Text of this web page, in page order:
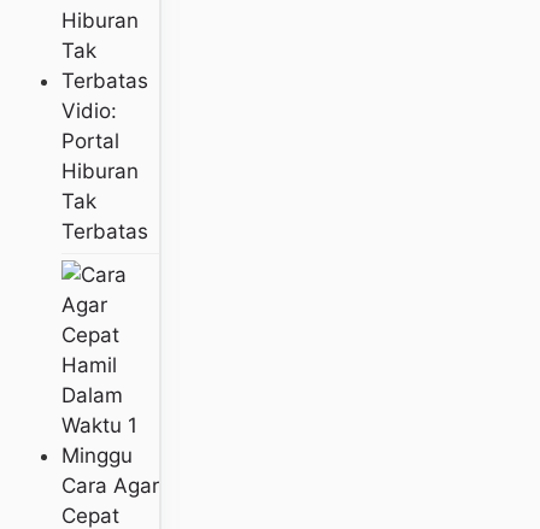
Vidio:
Portal
Hiburan
Tak
Terbatas
Cara Agar
Cepat